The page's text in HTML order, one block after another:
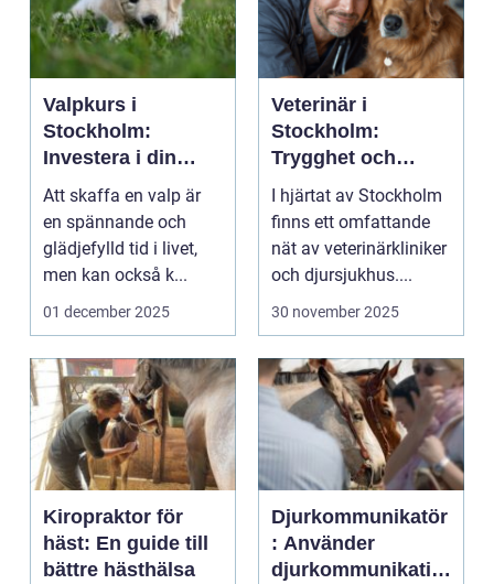
Valpkurs i
Stockholm:
Investera i din
valps framtid
Att skaffa en valp är
en spännande och
glädjefylld tid i livet,
men kan också k...
01 december 2025
Veterinär i
Stockholm:
Trygghet och
kvalitet för din
fyrbenta vän
I hjärtat av Stockholm
finns ett omfattande
nät av veterinärkliniker
och djursjukhus....
30 november 2025
Kiropraktor för
häst: En guide till
bättre hästhälsa
Djurkommunikatör
: Använder
djurkommunikatio